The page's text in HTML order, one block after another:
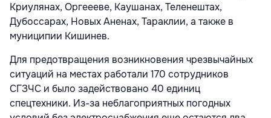
Криулянах, Оргеееве, Каушанах, Теленештах,
Дубоссарах, Новых Аненах, Тараклии, а также в
муниципии Кишинев.
Для предотвращения возникновения чрезвычайных
ситуаций на местах работали 170 сотрудников
СГЗЧС и было задействовано 40 единиц
спецтехники. Из-за неблагоприятных погодных